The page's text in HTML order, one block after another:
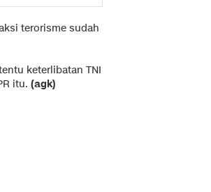
terorisme sudah
keterlibatan TNI
itu. (agk)